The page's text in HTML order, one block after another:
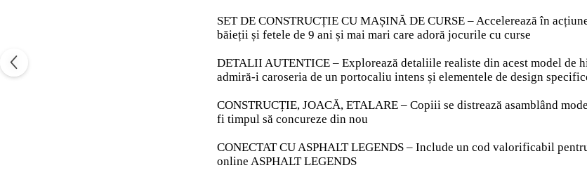
SET DE CONSTRUCȚIE CU MAȘINĂ DE CURSE – Accelerează în
băieții și fetele de 9 ani și mai mari care adoră jocurile cu curse
DETALII AUTENTICE – Explorează detaliile realiste din acest model de
admiră-i caroseria de un portocaliu intens și elementele de design
CONSTRUCȚIE, JOACĂ, ETALARE – Copiii se distrează asamblând
fi timpul să concureze din nou
CONECTAT CU ASPHALT LEGENDS – Include un cod valorificabil
online ASPHALT LEGENDS